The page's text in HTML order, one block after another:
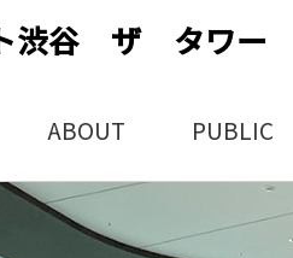
渋谷 ザ タワー
ABOUT PUBLIC